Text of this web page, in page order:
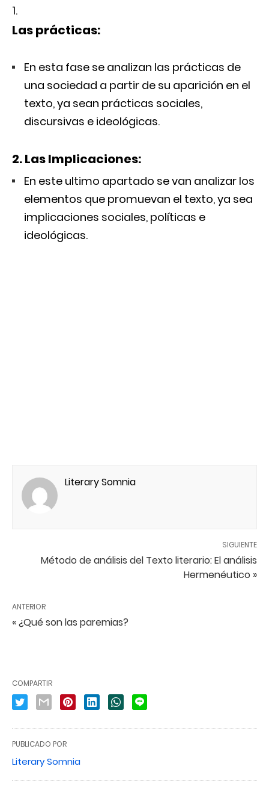
Las prácticas:
En esta fase se analizan las prácticas de
una sociedad a partir de su aparición en el
texto, ya sean prácticas sociales,
discursivas e ideológicas.
2. Las Implicaciones:
En este ultimo apartado se van analizar los
elementos que promuevan el texto, ya sea
implicaciones sociales, políticas e
ideológicas.
Literary Somnia
SIGUIENTE
Método de análisis del Texto literario: El análisis
Hermenéutico »
ANTERIOR
« ¿Qué son las paremias?
COMPARTIR
PUBLICADO POR
Literary Somnia